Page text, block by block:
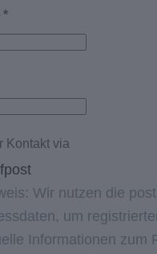
*
Kontakt via
Wir nutzen die
um
Informationen zum